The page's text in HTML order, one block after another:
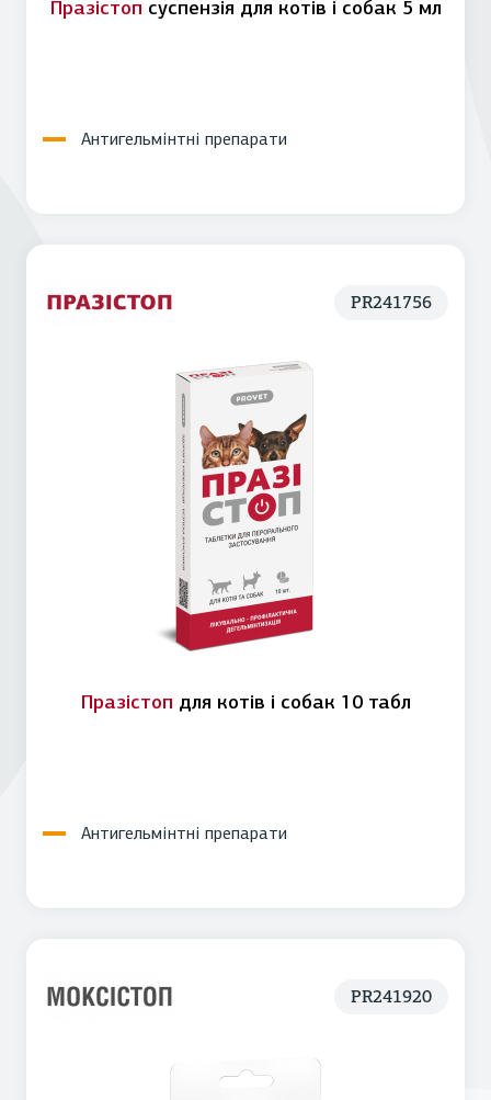
Празістоп суспензія для котів і собак 5 мл
Антигельмінтні препарати
PR241756
Празістоп для котів і собак 10 табл
Антигельмінтні препарати
PR241920